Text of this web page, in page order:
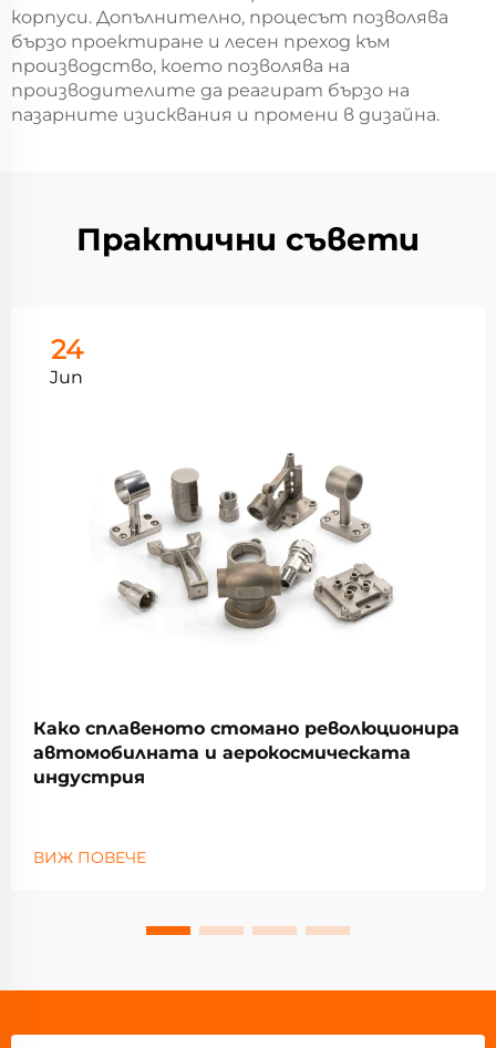
корпуси. Допълнително, процесът позволява
бързо проектиране и лесен преход към
производство, което позволява на
производителите да реагират бързо на
пазарните изисквания и промени в дизайна.
Практични съвети
24
Jun
Како сплавеното стомано революционира
автомобилната и аерокосмическата
индустрия
ВИЖ ПОВЕЧЕ